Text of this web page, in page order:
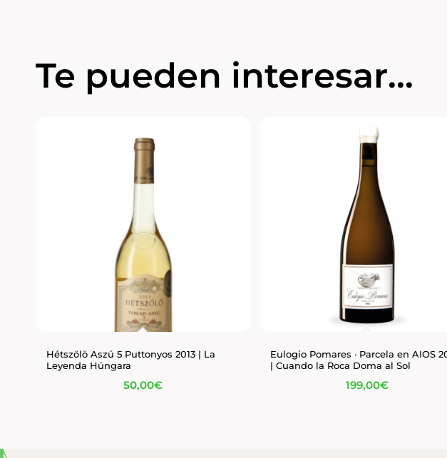
Te pueden interesar...
Hétszölö Aszú 5 Puttonyos 2013 | La
Leyenda Húngara
50,00€
Eulogio Pomares · Parcela en AIOS
| Cuando la Roca Doma al Sol
199,00€